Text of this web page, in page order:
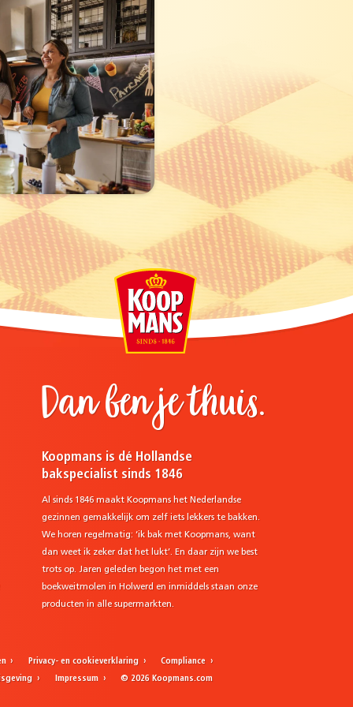
Dan ben je thuis.
Koopmans is dé Hollandse
bakspecialist sinds 1846
Al sinds 1846 maakt Koopmans het Nederlandse
gezinnen gemakkelijk om zelf iets lekkers te bakken.
We horen regelmatig: ‘ik bak met Koopmans, want
dan weet ik zeker dat het lukt’. En daar zijn we best
trots op. Jaren geleden begon het met een
boekweitmolen in Holwerd en inmiddels staan onze
producten in alle supermarkten.
Privacy- en cookieverklaring
Compliance
Impressum © 2026 Koopmans.com